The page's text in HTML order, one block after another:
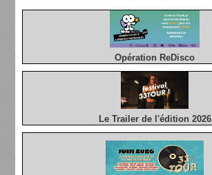
Opération ReDisco
Le Trailer de l'édition 2026